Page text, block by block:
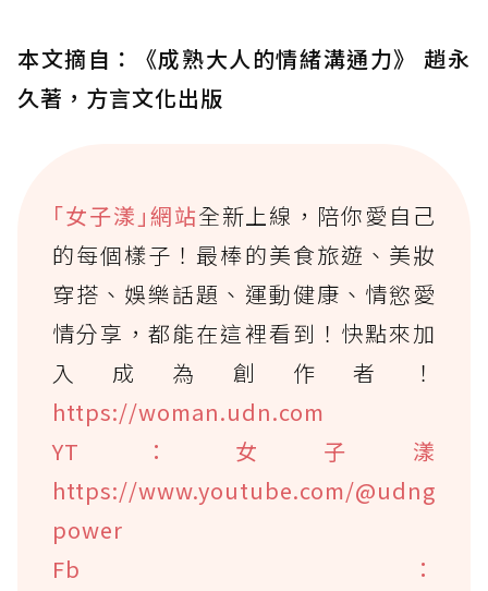
本文摘自：《成熟大人的情緒溝通力》 趙永
久著，方言文化出版
｢女子漾｣網站全新上線，陪你愛自己
的每個樣子！最棒的美食旅遊、美妝
穿搭、娛樂話題、運動健康、情慾愛
情分享，都能在這裡看到！快點來加
入成為創作者！
https://woman.udn.com
YT：女子漾
https://www.youtube.com/@udng
power
Fb：